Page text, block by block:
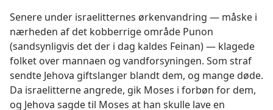
Senere under israelitternes ørkenvandring — måske i
nærheden af det kobberrige område Punon
(sandsynligvis det der i dag kaldes Feinan) — klagede
folket over mannaen og vandforsyningen. Som straf
sendte Jehova giftslanger blandt dem, og mange døde.
Da israelitterne angrede, gik Moses i forbøn for dem,
og Jehova sagde til Moses at han skulle lave en